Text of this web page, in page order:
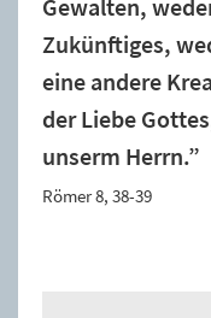
Gewalten,
Zukünftiges,
eine andere
der Liebe
unserm Herrn.”
Römer 8, 38-39